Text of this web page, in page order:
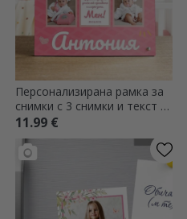
Персонализирана рамка за
снимки с 3 снимки и текст за
деца - Най-сладкото
11.99 €